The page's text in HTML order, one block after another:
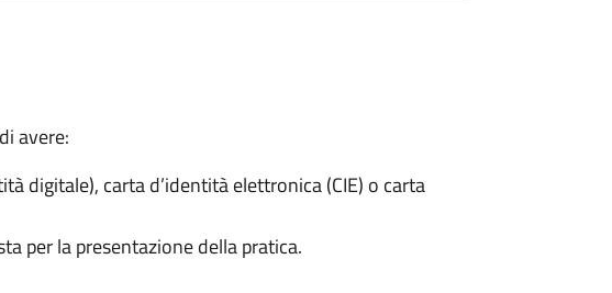
avere:
digitale), carta d’identità elettronica (CIE) o carta
per la presentazione della pratica.